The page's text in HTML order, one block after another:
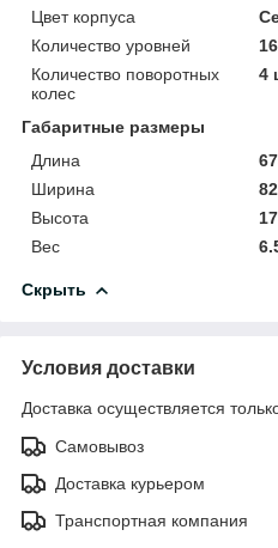
Цвет корпуса
Количество уровней
16
Количество поворотных
колес
4
Габаритные размеры
Длина
Ширина
Высота
Вес
Скрыть
Условия доставки
Доставка осуществляется
Самовывоз
Доставка курьером
Транспортная компания